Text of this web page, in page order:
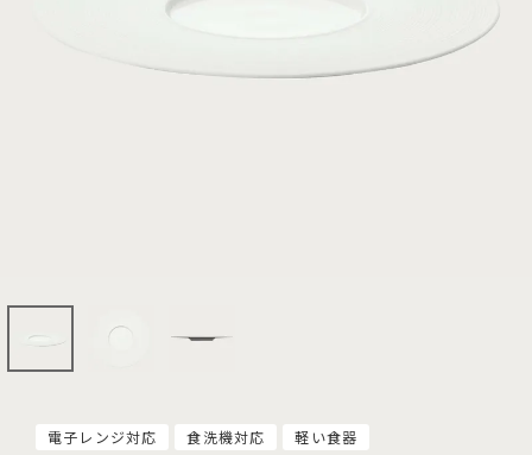
電子レンジ対応 食洗機対応 軽い食器